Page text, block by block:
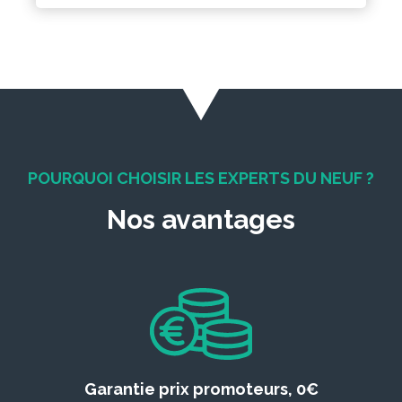
POURQUOI CHOISIR LES EXPERTS DU NEUF ?
Nos avantages
Garantie prix promoteurs, 0€